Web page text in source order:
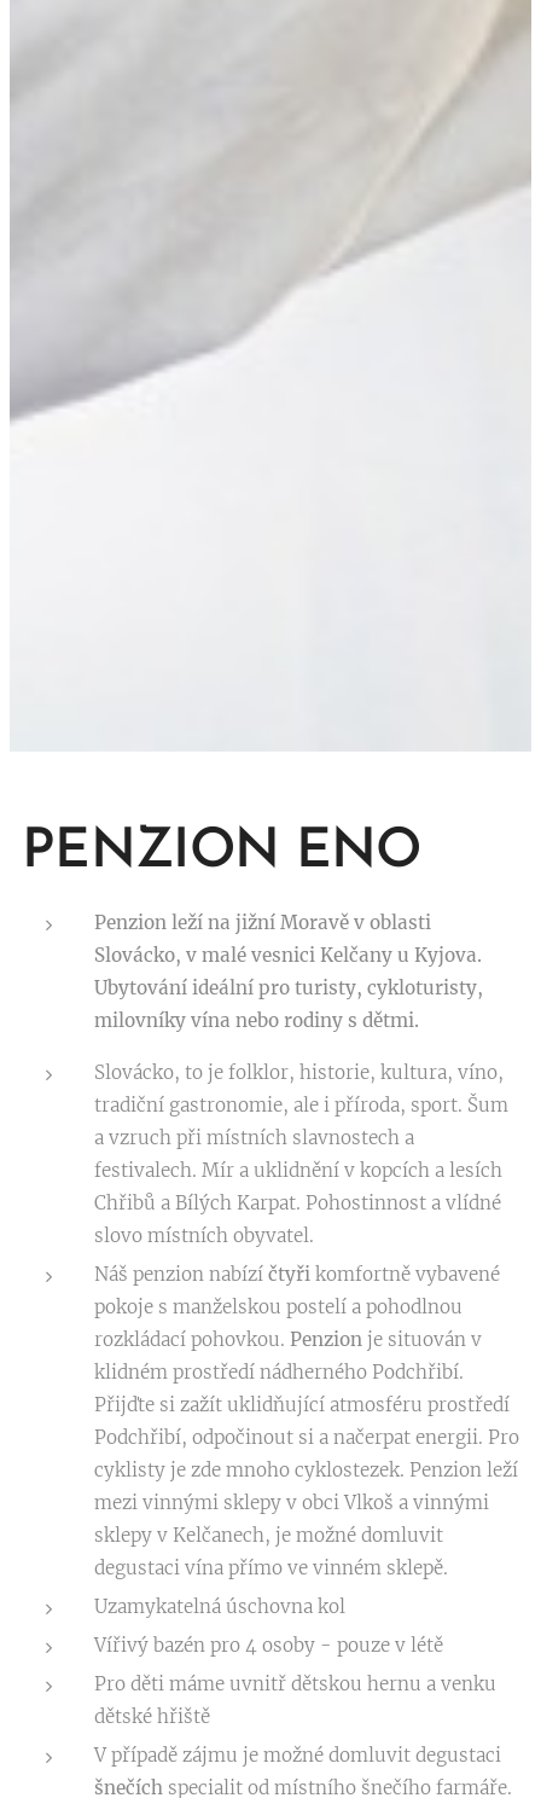
PENZION ENO
Penzion leží na jižní Moravě v oblasti
Slovácko, v malé vesnici Kelčany u Kyjova.
Ubytování ideální pro turisty, cykloturisty,
milovníky vína nebo rodiny s dětmi.
Slovácko, to je folklor, historie, kultura, víno,
tradiční gastronomie, ale i příroda, sport. Šum
a vzruch při místních slavnostech a
festivalech. Mír a uklidnění v kopcích a lesích
Chřibů a Bílých Karpat. Pohostinnost a vlídné
slovo místních obyvatel.
Náš penzion nabízí čtyři komfortně vybavené
pokoje s manželskou postelí a pohodlnou
rozkládací pohovkou. Penzion je situován v
klidném prostředí nádherného Podchřibí.
Přijďte si zažít uklidňující atmosféru prostředí
Podchřibí, odpočinout si a načerpat energii. Pro
cyklisty je zde mnoho cyklostezek. Penzion leží
mezi vinnými sklepy v obci Vlkoš a vinnými
sklepy v Kelčanech, je možné domluvit
degustaci vína přímo ve vinném sklepě.
Uzamykatelná úschovna kol
Vířivý bazén pro 4 osoby - pouze v létě
Pro děti máme uvnitř dětskou hernu a venku
dětské hřiště
V případě zájmu je možné domluvit degustaci
šnečích specialit od místního šnečího farmáře.